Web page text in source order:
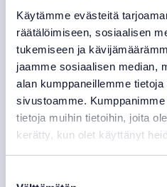
Käytämme evästeitä
räätälöimiseen, sosiaalisen
tukemiseen ja
jaamme sosiaalisen median,
alan kumppaneillemme
sivustoamme.
tietoja muihin tietoihin, joita
kerätty, kun olet käyttänyt
4 000,00€
Varastotilanne:
Toimitusaika on noin 3 viikkoa